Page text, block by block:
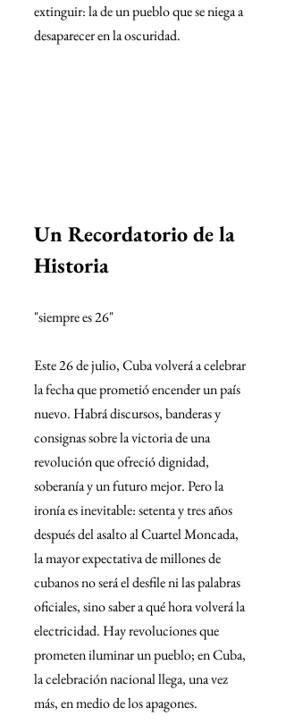
extinguir: la de un pueblo que se niega a
desaparecer en la oscuridad.
Un Recordatorio de la
Historia
"siempre es 26"
Este 26 de julio, Cuba volverá a celebrar
la fecha que prometió encender un país
nuevo. Habrá discursos, banderas y
consignas sobre la victoria de una
revolución que ofreció dignidad,
soberanía y un futuro mejor. Pero la
ironía es inevitable: setenta y tres años
después del asalto al Cuartel Moncada,
la mayor expectativa de millones de
cubanos no será el desfile ni las palabras
oficiales, sino saber a qué hora volverá la
electricidad. Hay revoluciones que
prometen iluminar un pueblo; en Cuba,
la celebración nacional llega, una vez
más, en medio de los apagones.